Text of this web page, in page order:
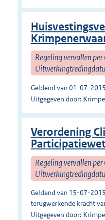
Regeling vervallen
Geldend van 01-07-
Uitgegeven door:
Verordening
Regeling vervallen
Geldend van 15-07-
terugwerkende kracht
Uitgegeven door: